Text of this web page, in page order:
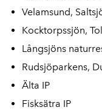
Velamsund,
Kocktorpssjön,
Långsjöns
Rudsjöparkens,
Älta IP
Fisksätra IP